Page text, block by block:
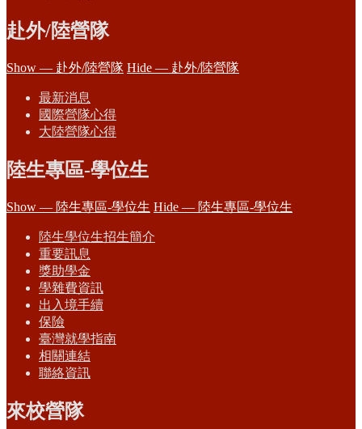
赴外/陸營隊
Show — 赴外/陸營隊 Hide — 赴外/陸營隊
最新消息
國際營隊心得
大陸營隊心得
陸生專區-學位生
Show — 陸生專區-學位生 Hide — 陸生專區-學位生
陸生學位生招生簡介
重要訊息
獎助學金
學雜費資訊
出入境手續
保險
臺灣就學指南
相關連結
聯絡資訊
來校營隊